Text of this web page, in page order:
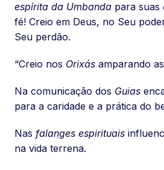
espírita da Umbanda para suas
fé! Creio em Deus, no Seu
Seu perdão.
“Creio nos Orixás amparando
Na comunicação dos Guias
para a caridade e a prática do
Nas falanges espirituais
na vida terrena.